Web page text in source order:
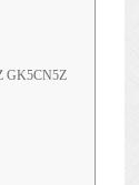
GK5CN5Z